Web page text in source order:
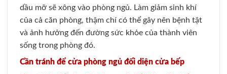
dầu mỡ sẽ xông vào phòng ngủ. Làm giảm sinh khí
của cả căn phòng, thậm chí có thể gây nên bệnh tật
và ảnh hưởng đến đường sức khỏe của thành viên
sống trong phòng đó.
Cần tránh để cửa phòng ngủ đối diện cửa bếp